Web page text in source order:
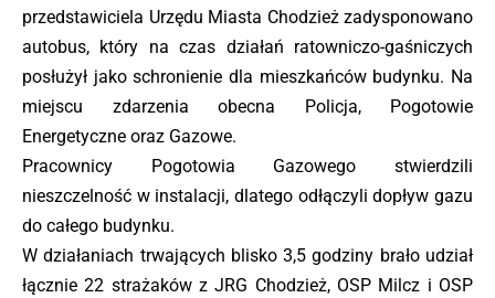
przedstawiciela Urzędu Miasta Chodzież zadysponowano
autobus, który na czas działań ratowniczo-gaśniczych
posłużył jako schronienie dla mieszkańców budynku. Na
miejscu zdarzenia obecna Policja, Pogotowie
Energetyczne oraz Gazowe.
Pracownicy Pogotowia Gazowego stwierdzili
nieszczelność w instalacji, dlatego odłączyli dopływ gazu
do całego budynku.
W działaniach trwających blisko 3,5 godziny brało udział
łącznie 22 strażaków z JRG Chodzież, OSP Milcz i OSP